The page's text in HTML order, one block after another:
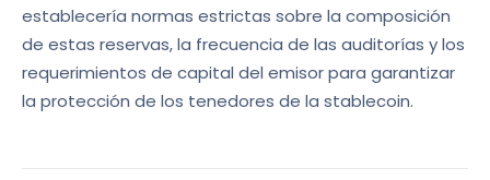
establecería normas estrictas sobre la composición
de estas reservas, la frecuencia de las auditorías y los
requerimientos de capital del emisor para garantizar
la protección de los tenedores de la stablecoin.